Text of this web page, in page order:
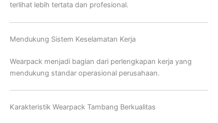
terlihat lebih tertata dan profesional.
Mendukung Sistem Keselamatan Kerja
Wearpack menjadi bagian dari perlengkapan kerja yang
mendukung standar operasional perusahaan.
Karakteristik Wearpack Tambang Berkualitas